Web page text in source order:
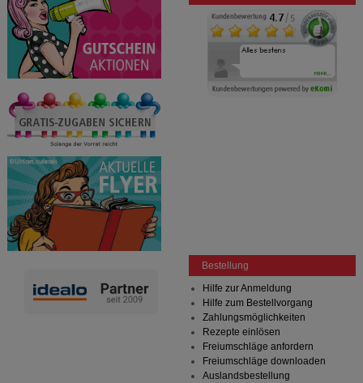
Bestellung
Hilfe zur Anmeldung
Hilfe zum Bestellvorgang
Zahlungsmöglichkeiten
Rezepte einlösen
Freiumschläge anfordern
Freiumschläge downloaden
Auslandsbestellung